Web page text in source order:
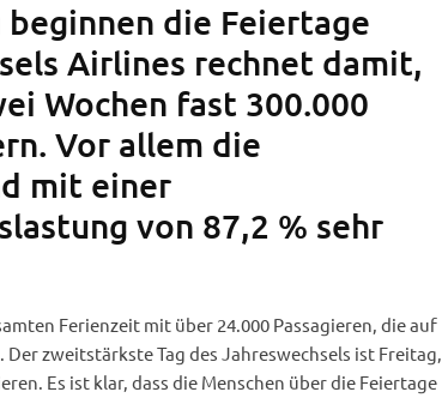
die Feiertage
Airlines rechnet damit,
Wochen fast 300.000
Vor allem die
mit einer
von 87,2 % sehr
Ferienzeit mit über 24.000 Passagieren, die auf
zweitstärkste Tag des Jahreswechsels ist Freitag,
Es ist klar, dass die Menschen über die Feiertage